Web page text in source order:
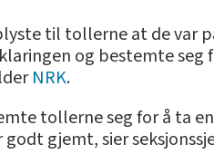
til tollerne at de var
og bestemte seg
NRK.
tollerne seg for å ta
gjemt, sier